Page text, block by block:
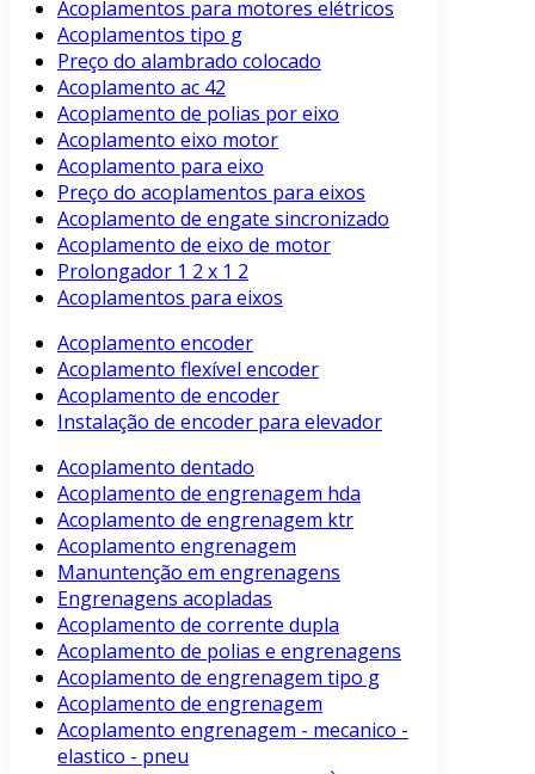
Acoplamentos para motores elétricos
Acoplamentos tipo g
Preço do alambrado colocado
Acoplamento ac 42
Acoplamento de polias por eixo
Acoplamento eixo motor
Acoplamento para eixo
Preço do acoplamentos para eixos
Acoplamento de engate sincronizado
Acoplamento de eixo de motor
Prolongador 1 2 x 1 2
Acoplamentos para eixos
Acoplamento encoder
Acoplamento flexível encoder
Acoplamento de encoder
Instalação de encoder para elevador
Acoplamento dentado
Acoplamento de engrenagem hda
Acoplamento de engrenagem ktr
Acoplamento engrenagem
Manuntenção em engrenagens
Engrenagens acopladas
Acoplamento de corrente dupla
Acoplamento de polias e engrenagens
Acoplamento de engrenagem tipo g
Acoplamento de engrenagem
Acoplamento engrenagem - mecanico -
elastico - pneu